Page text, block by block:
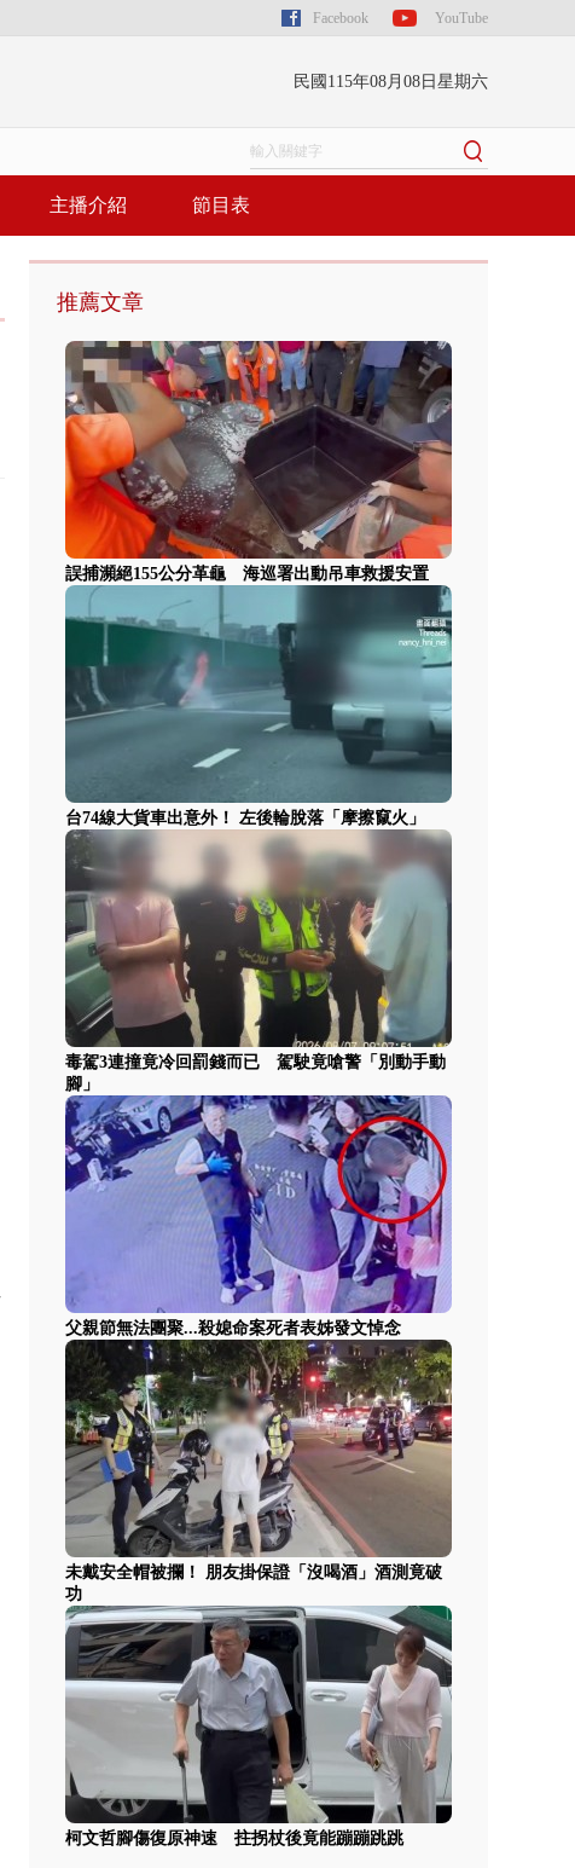
Facebook YouTube
民國115年08月08日星期六
主播介紹 節目表
推薦文章
誤捕瀕絕155公分革龜 海巡署出動吊車救援安置
台74線大貨車出意外！ 左後輪脫落「摩擦竄火」
毒駕3連撞竟冷回罰錢而已 駕駛竟嗆警「別動手動
腳」
父親節無法團聚...殺媳命案死者表姊發文悼念
未戴安全帽被攔！ 朋友掛保證「沒喝酒」酒測竟破
功
柯文哲腳傷復原神速 拄拐杖後竟能蹦蹦跳跳